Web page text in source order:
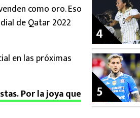
como oro. Eso
de Qatar 2022
en las próximas
Por la joya que
4
5